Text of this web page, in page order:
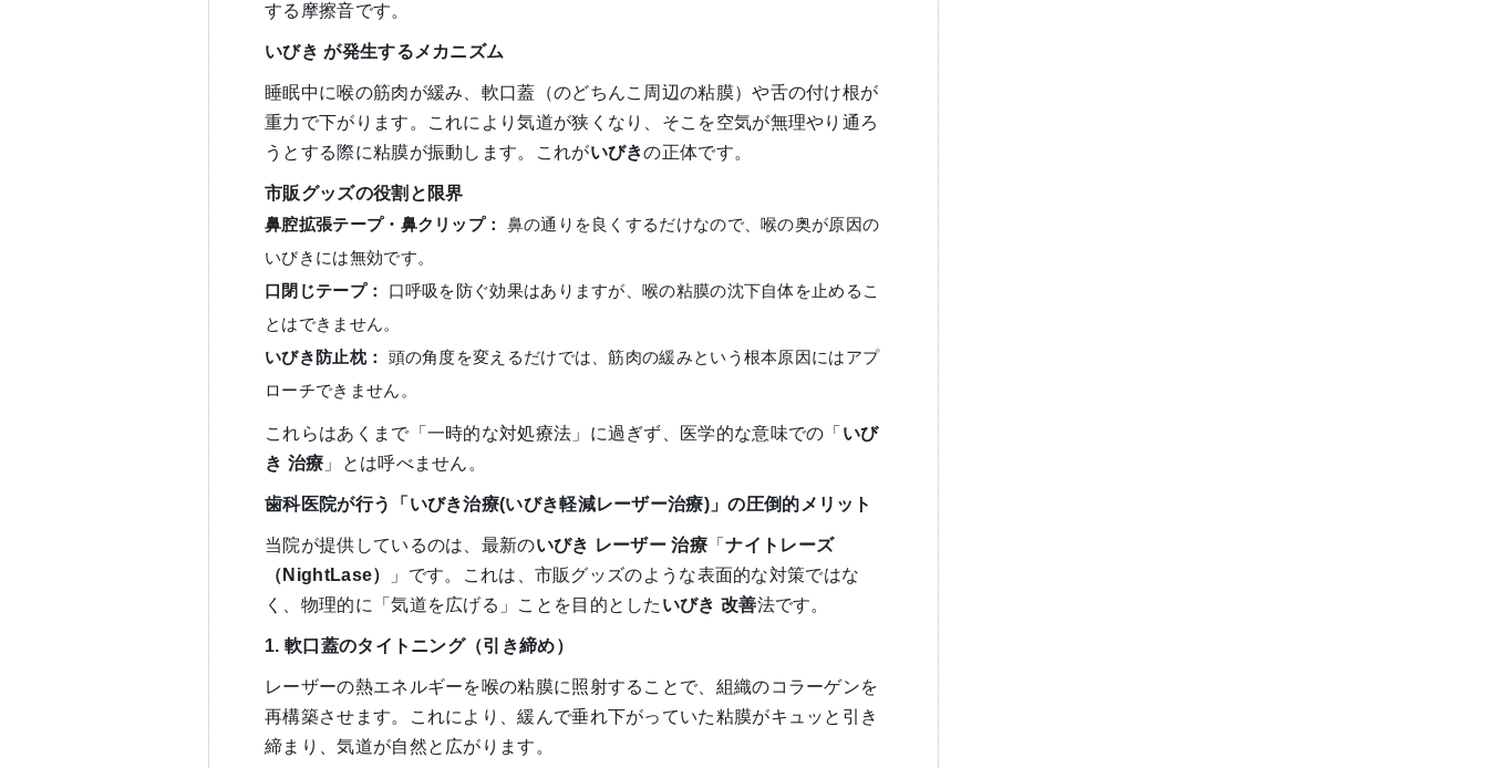
する摩擦音です。
いびき が発生するメカニズム
睡眠中に喉の筋肉が緩み、軟口蓋（のどちんこ周辺の粘膜）や舌の付け根が
重力で下がります。これにより気道が狭くなり、そこを空気が無理やり通ろ
うとする際に粘膜が振動します。これがいびきの正体です。
市販グッズの役割と限界
鼻腔拡張テープ・鼻クリップ：
鼻の通りを良くするだけなので、喉の奥が原因の
いびきには無効です。
口閉じテープ：
口呼吸を防ぐ効果はありますが、喉の粘膜の沈下自体を止めるこ
とはできません。
いびき防止枕：
頭の角度を変えるだけでは、筋肉の緩みという根本原因にはアプ
ローチできません。
これらはあくまで「一時的な対処療法」に過ぎず、医学的な意味での「 いび
き 治療 」とは呼べません。
歯科医院が行う「いびき治療(いびき軽減レーザー治療) 」の圧倒的メリット
当院が提供しているのは、最新のいびき レーザー 治療 「ナイトレーズ
（ NightLase）
」です。これは、市販グッズのような表面的な対策ではな
く、物理的に「気道を広げる」ことを目的とした いびき 改善法です。
1.軟口蓋のタイトニング（引き締め）
レーザーの熱エネルギーを喉の粘膜に照射することで、組織のコラーゲンを
再構築させます。これにより、緩んで垂れ下がっていた粘膜がキュッと引き
締まり、気道が自然と広がります。